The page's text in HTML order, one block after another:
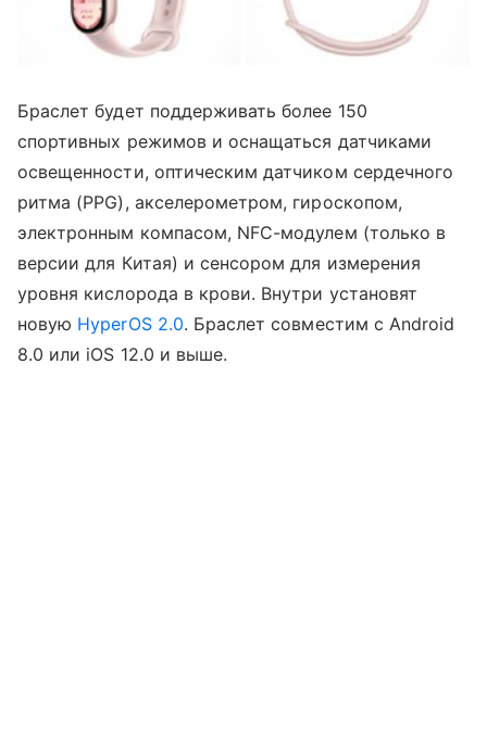
Браслет будет поддерживать более 150
спортивных режимов и оснащаться датчиками
освещенности, оптическим датчиком сердечного
ритма (PPG), акселерометром, гироскопом,
электронным компасом, NFC-модулем (только в
версии для Китая) и сенсором для измерения
уровня кислорода в крови. Внутри установят
новую HyperOS 2.0. Браслет совместим с Android
8.0 или iOS 12.0 и выше.